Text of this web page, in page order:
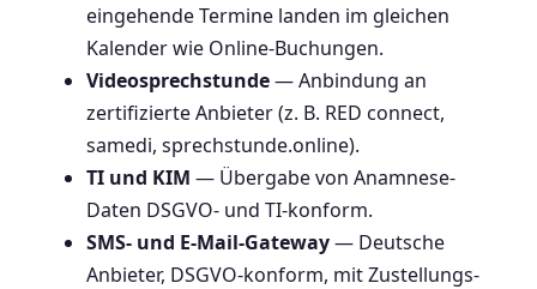
eingehende Termine landen im gleichen
Kalender wie Online-Buchungen.
Videosprechstunde— Anbindung an
zertifizierte Anbieter (z. B. RED connect,
samedi, sprechstunde.online).
TI und KIM — Übergabe von Anamnese-
Daten DSGVO- und TI-konform.
SMS- und E-Mail-Gateway— Deutsche
Anbieter, DSGVO-konform, mit Zustellungs-